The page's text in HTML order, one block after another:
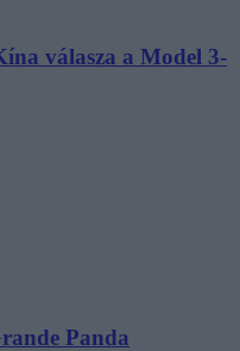
válasza a Model 3-
Panda